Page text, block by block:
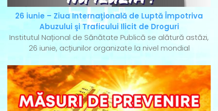
26 iunie – Ziua Internaţională de Luptă Împotriva
Abuzului şi Traficului Ilicit de Droguri
Institutul Național de Sănătate Publică se alătură astăzi,
26 iunie, acțiunilor organizate la nivel mondial